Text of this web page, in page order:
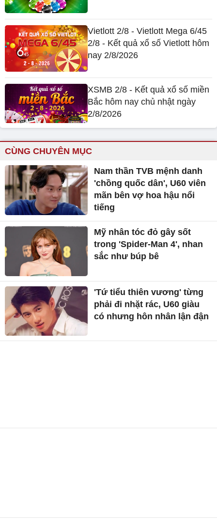
Vietlott 2/8 - Vietlott Mega 6/45
2/8 - Kết quả xổ số Vietlott hôm
nay 2/8/2026
XSMB 2/8 - Kết quả xổ số miền
Bắc hôm nay chủ nhật ngày
2/8/2026
CÙNG CHUYÊN MỤC
Nam thần TVB mệnh danh
'chồng quốc dân', U60 viên
mãn bên vợ hoa hậu nổi
tiếng
Mỹ nhân tóc đỏ gây sốt
trong 'Spider-Man 4', nhan
sắc như búp bê
'Tứ tiểu thiên vương' từng
phải đi nhặt rác, U60 giàu
có nhưng hôn nhân lận đận